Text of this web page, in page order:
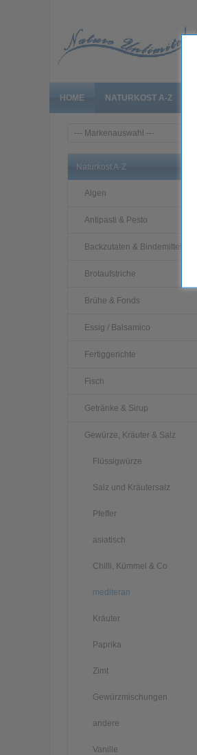
HOME NATURKOST A-Z
Naturkost A-Z
Algen
Antipasti & Pesto
Backzutaten & Bindemittel
Brotaufstriche
Brühe & Fonds
Essig / Balsamico
Fertiggerichte
Fisch
Getränke & Sirup
Gewürze, Kräuter & Salz
Flüssigwürze
Salz und Kräutersalz
Pfeffer
asiatisch
Chilli, Kümmel & Co
mediteran
Kräuter
Paprika
Zimt
Gewürzmischungen
andere
Vanille